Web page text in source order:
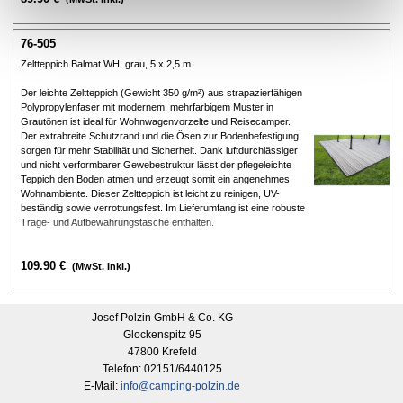
76-505
Zeltteppich Balmat WH, grau, 5 x 2,5 m
Der leichte Zeltteppich (Gewicht 350 g/m²) aus strapazierfähigen
Polypropylenfaser mit modernem, mehrfarbigem Muster in
Grautönen ist ideal für Wohnwagenvorzelte und Reisecamper.
Der extrabreite Schutzrand und die Ösen zur Bodenbefestigung
sorgen für mehr Stabilität und Sicherheit. Dank luftdurchlässiger
und nicht verformbarer Gewebestruktur lässt der pflegeleichte
Teppich den Boden atmen und erzeugt somit ein angenehmes
Wohnambiente. Dieser Zeltteppich ist leicht zu reinigen, UV-
beständig sowie verrottungsfest. Im Lieferumfang ist eine robuste
Trage- und Aufbewahrungstasche enthalten.
109.90 € (MwSt. Inkl.)
Josef Polzin GmbH & Co. KG
Glockenspitz 95
47800 Krefeld
Telefon: 02151/6440125
E-Mail: info@camping-polzin.de